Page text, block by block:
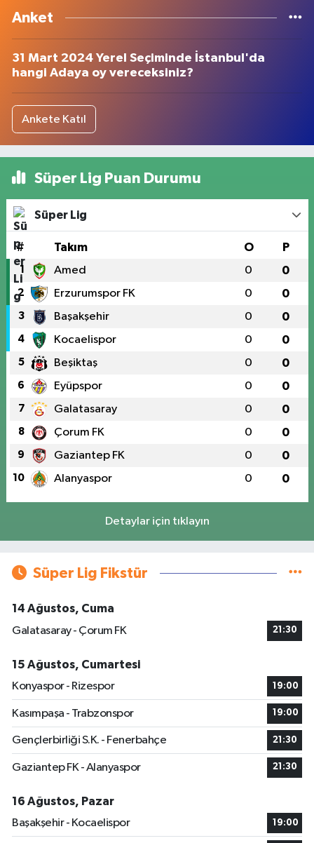
Anket
31 Mart 2024 Yerel Seçiminde İstanbul'da
hangi Adaya oy vereceksiniz?
Ankete Katıl
Süper Lig Puan Durumu
Süper Lig
# Takım O P
1 Amed 0 0
2 Erzurumspor FK 0 0
3 Başakşehir 0 0
4 Kocaelispor 0 0
5 Beşiktaş 0 0
6 Eyüpspor 0 0
7 Galatasaray 0 0
8 Çorum FK 0 0
9 Gaziantep FK 0 0
10 Alanyaspor 0 0
Detaylar için tıklayın
Süper Lig Fikstür
14 Ağustos, Cuma
Galatasaray - Çorum FK
21:30
15 Ağustos, Cumartesi
Konyaspor - Rizespor
19:00
Kasımpaşa - Trabzonspor 19:00
Gençlerbirliği S.K. - Fenerbahçe 21:30
Gaziantep FK - Alanyaspor 21:30
16 Ağustos, Pazar
Başakşehir - Kocaelispor
19:00